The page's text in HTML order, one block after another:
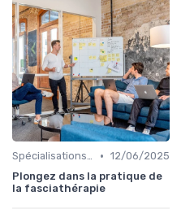
Spécialisations sectorielles • 12/06/2025
Plongez dans la pratique de
la fasciathérapie